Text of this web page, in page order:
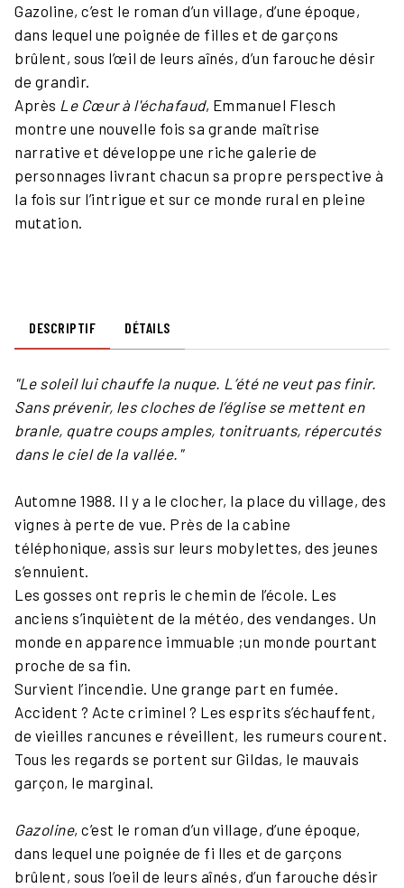
Gazoline, c’est le roman d’un village, d’une époque,
dans lequel une poignée de filles et de garçons
brûlent, sous l’œil de leurs aînés, d’un farouche désir
de grandir.
Après Le Cœur à l'échafaud, Emmanuel Flesch
montre une nouvelle fois sa grande maîtrise
narrative et développe une riche galerie de
personnages livrant chacun sa propre perspective à
la fois sur l’intrigue et sur ce monde rural en pleine
mutation.
DESCRIPTIF DÉTAILS
"Le soleil lui chauffe la nuque. L’été ne veut pas finir.
Sans prévenir, les cloches de l’église se mettent en
branle, quatre coups amples, tonitruants, répercutés
dans le ciel de la vallée."
Automne 1988. Il y a le clocher, la place du village, des
vignes à perte de vue. Près de la cabine
téléphonique, assis sur leurs mobylettes, des jeunes
s’ennuient.
Les gosses ont repris le chemin de l’école. Les
anciens s’inquiètent de la météo, des vendanges. Un
monde en apparence immuable ;un monde pourtant
proche de sa fin.
Survient l’incendie. Une grange part en fumée.
Accident ? Acte criminel ? Les esprits s’échauffent,
de vieilles rancunes e réveillent, les rumeurs courent.
Tous les regards se portent sur Gildas, le mauvais
garçon, le marginal.
Gazoline, c’est le roman d’un village, d’une époque,
dans lequel une poignée de fi lles et de garçons
brûlent, sous l’oeil de leurs aînés, d’un farouche désir